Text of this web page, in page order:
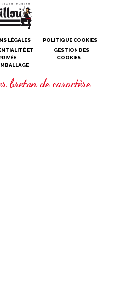
LÉGALES
POLITIQUE COOKIES
ET
GESTION DES
COOKIES
breton de caractère